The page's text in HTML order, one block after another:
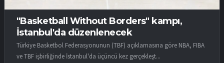
"Basketball Without Borders" kampı,
İstanbul'da düzenlenecek
Türkiye Basketbol Federasyonunun (TBF) açıklamasına göre NBA, FIBA
ve TBF işbirliğinde İstanbul'da üçüncü kez gerçekleşt...